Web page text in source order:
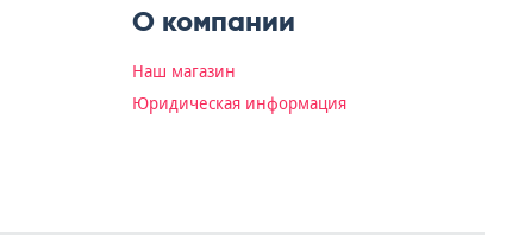
О компании
Наш магазин
Юридическая информация